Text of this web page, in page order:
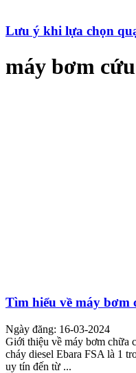
Lưu ý khi lựa chọn
máy bơm
Tìm hiểu về máy bơm
Ngày đăng: 16-03-2024
Giới thiệu về máy bơm chữa
cháy diesel Ebara FSA là 1
uy tín đến từ ...